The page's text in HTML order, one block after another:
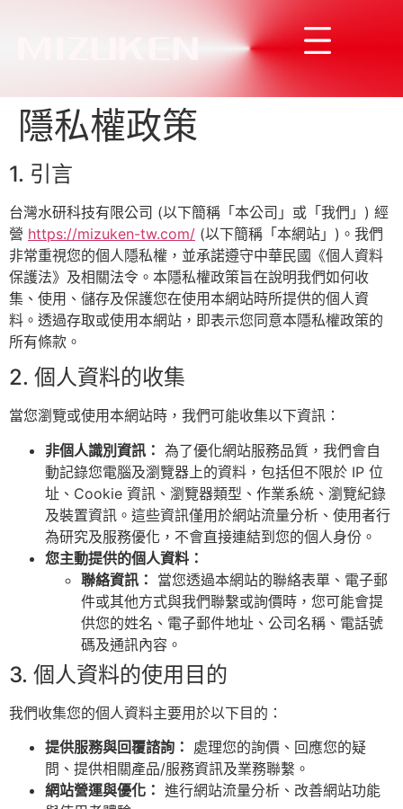
隱私權政策
1. 引言
台灣水研科技有限公司 (以下簡稱「本公司」或「我們」) 經
營 https://mizuken-tw.com/ (以下簡稱「本網站」)。我們
非常重視您的個人隱私權，並承諾遵守中華民國《個人資料
保護法》及相關法令。本隱私權政策旨在說明我們如何收
集、使用、儲存及保護您在使用本網站時所提供的個人資
料。透過存取或使用本網站，即表示您同意本隱私權政策的
所有條款。
2. 個人資料的收集
當您瀏覽或使用本網站時，我們可能收集以下資訊：
非個人識別資訊： 為了優化網站服務品質，我們會自
動記錄您電腦及瀏覽器上的資料，包括但不限於 IP 位
址、Cookie 資訊、瀏覽器類型、作業系統、瀏覽紀錄
及裝置資訊。這些資訊僅用於網站流量分析、使用者行
為研究及服務優化，不會直接連結到您的個人身份。
您主動提供的個人資料：
聯絡資訊： 當您透過本網站的聯絡表單、電子郵
件或其他方式與我們聯繫或詢價時，您可能會提
供您的姓名、電子郵件地址、公司名稱、電話號
碼及通訊內容。
3. 個人資料的使用目的
我們收集您的個人資料主要用於以下目的：
提供服務與回覆諮詢： 處理您的詢價、回應您的疑
問、提供相關產品/服務資訊及業務聯繫。
網站營運與優化： 進行網站流量分析、改善網站功能